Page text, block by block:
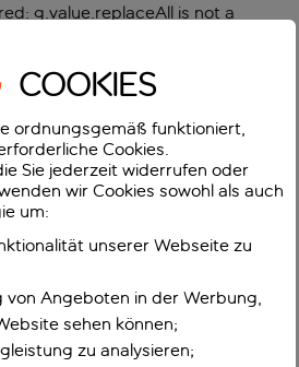
g.value.replaceAll is not a
COOKIES
ordnungsgemäß funktioniert,
Cookies.
Sie jederzeit widerrufen oder
wir Cookies sowohl als auch
um:
unserer Webseite zu
von Angeboten in der Werbung,
sehen können;
zu analysieren;